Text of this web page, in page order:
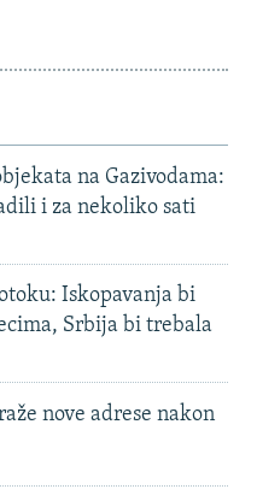
na Gazivodama:
i za nekoliko sati
Iskopavanja bi
Srbija bi trebala
nove adrese nakon